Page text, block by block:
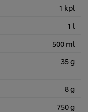
1 kpl
1 l
500 ml
35 g
8 g
750 g